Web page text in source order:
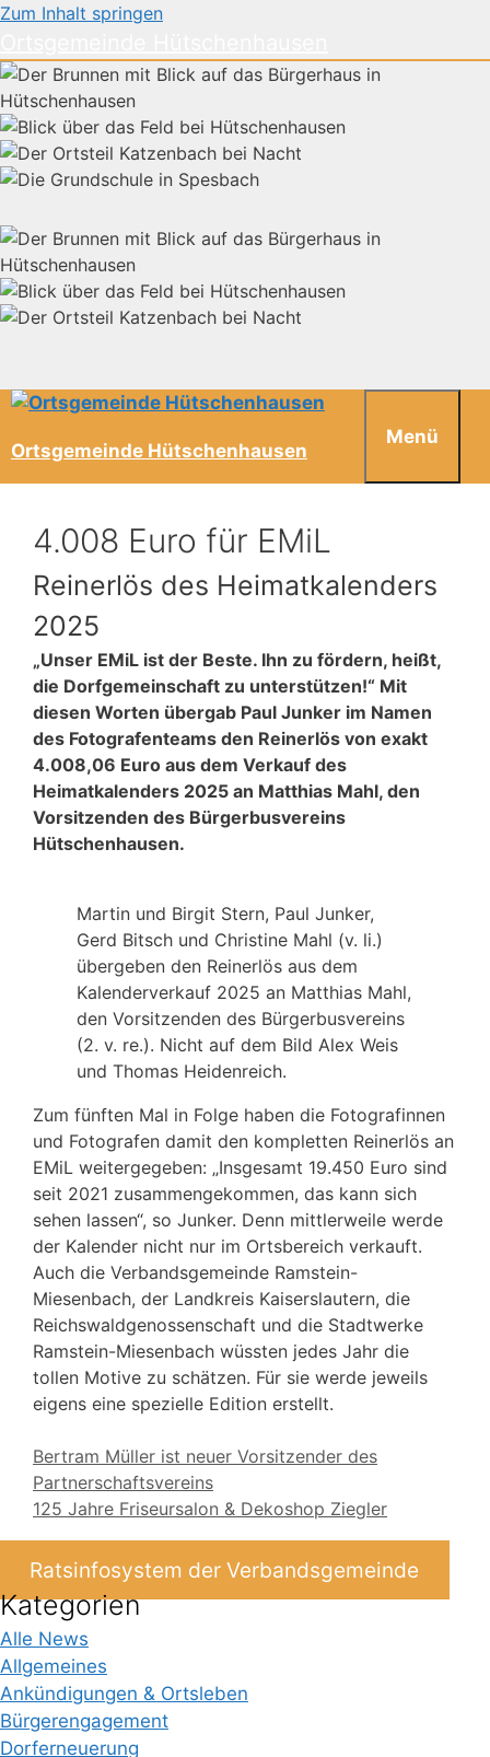
Zum Inhalt springen
Ortsgemeinde Hütschenhausen
Menü
4.008 Euro für EMiL
Reinerlös des Heimatkalenders
2025
„Unser EMiL ist der Beste. Ihn zu fördern, heißt,
die Dorfgemeinschaft zu unterstützen!“ Mit
diesen Worten übergab Paul Junker im Namen
des Fotografenteams den Reinerlös von exakt
4.008,06 Euro aus dem Verkauf des
Heimatkalenders 2025 an Matthias Mahl, den
Vorsitzenden des Bürgerbusvereins
Hütschenhausen.
Martin und Birgit Stern, Paul Junker,
Gerd Bitsch und Christine Mahl (v. li.)
übergeben den Reinerlös aus dem
Kalenderverkauf 2025 an Matthias Mahl,
den Vorsitzenden des Bürgerbusvereins
(2. v. re.). Nicht auf dem Bild Alex Weis
und Thomas Heidenreich.
Zum fünften Mal in Folge haben die Fotografinnen
und Fotografen damit den kompletten Reinerlös an
EMiL weitergegeben: „Insgesamt 19.450 Euro sind
seit 2021 zusammengekommen, das kann sich
sehen lassen“, so Junker. Denn mittlerweile werde
der Kalender nicht nur im Ortsbereich verkauft.
Auch die Verbandsgemeinde Ramstein-
Miesenbach, der Landkreis Kaiserslautern, die
Reichswaldgenossenschaft und die Stadtwerke
Ramstein-Miesenbach wüssten jedes Jahr die
tollen Motive zu schätzen. Für sie werde jeweils
eigens eine spezielle Edition erstellt.
Bertram Müller ist neuer Vorsitzender des
Partnerschaftsvereins
125 Jahre Friseursalon & Dekoshop Ziegler
Ratsinfosystem der Verbandsgemeinde
Kategorien
Alle News
Allgemeines
Ankündigungen & Ortsleben
Bürgerengagement
Dorferneuerung